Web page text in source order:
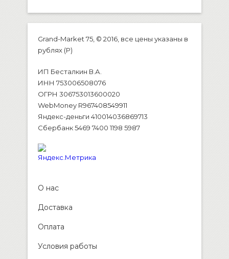
Grand-Market 75, © 2016, все цены указаны в
рублях (P)
ИП Бесталкин В.А.
ИНН 753006508076
ОГРН 306753013600020
WebMoney R967408549911
Яндекс-деньги 410014036869713
Сбербанк 5469 7400 1198 5987
О нас
Доставка
Оплата
Условия работы